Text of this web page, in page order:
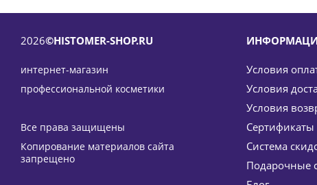
Мультиактивное сухое масло для сияния кожи и
11 475руб. /
2026©HISTOMER-SHOP.RU
интернет-магазин
профессиональной косметики
Все права защищены
Копирование материалов сайта
запрещено
Условия
Условия
Условия
Сертификаты
Система
Подарочные